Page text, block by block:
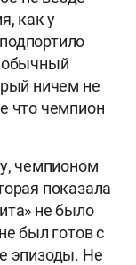
как у
обычный
ничем не
что чемпион
чемпионом
показала
не было
был готов с
эпизоды. Не